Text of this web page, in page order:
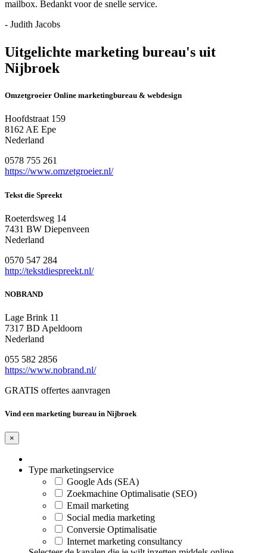
mailbox. Bedankt voor de snelle service.
- Judith Jacobs
Uitgelichte marketing bureau's uit
Nijbroek
Omzetgroeier Online marketingbureau & webdesign
Hoofdstraat 159
8162 AE Epe
Nederland
0578 755 261
https://www.omzetgroeier.nl/
Tekst die Spreekt
Roeterdsweg 14
7431 BW Diepenveen
Nederland
0570 547 284
http://tekstdiespreekt.nl/
NOBRAND
Lage Brink 11
7317 BD Apeldoorn
Nederland
055 582 2856
https://www.nobrand.nl/
GRATIS offertes aanvragen
Vind een marketing bureau in Nijbroek
×
Type marketingservice
Google Ads (SEA)
Zoekmachine Optimalisatie (SEO)
Email marketing
Social media marketing
Conversie Optimalisatie
Internet marketing consultancy